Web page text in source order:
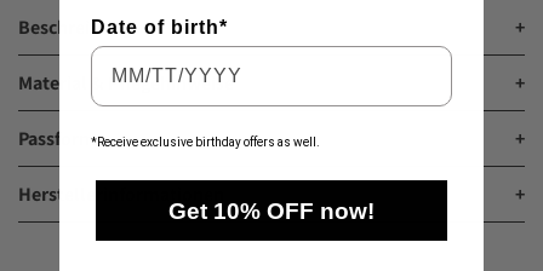
Beschreibung +
Material & Pflegehinweise +
Passform +
Herstellerinformationen +
Date of birth*
*Receive exclusive birthday offers as well.
Get 10% OFF now!